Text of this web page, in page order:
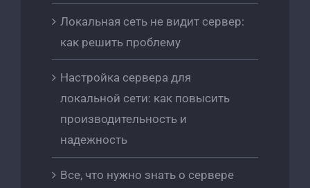
Локальная сеть не видит сервер:
как решить проблему
Настройка сервера для
локальной сети: как повысить
производительность и
надежность
Все, что нужно знать о сервере